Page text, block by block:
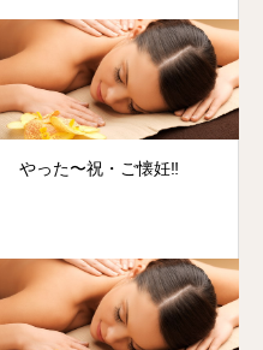
やった〜祝・ご懐妊‼️